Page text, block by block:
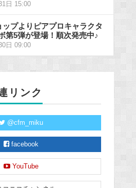
日 15:00
ップよりピアプロキャラクタ
第5弾が登場！順次発売中♪
日 09:00
リンク
@cfm_miku
facebook
YouTube